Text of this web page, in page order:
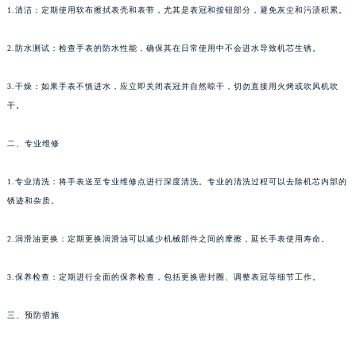
1.清洁：定期使用软布擦拭表壳和表带，尤其是表冠和按钮部分，避免灰尘和污渍积累。
2.防水测试：检查手表的防水性能，确保其在日常使用中不会进水导致机芯生锈。
3.干燥：如果手表不慎进水，应立即关闭表冠并自然晾干，切勿直接用火烤或吹风机吹
干。
二、专业维修
1.专业清洗：将手表送至专业维修点进行深度清洗。专业的清洗过程可以去除机芯内部的
锈迹和杂质。
2.润滑油更换：定期更换润滑油可以减少机械部件之间的摩擦，延长手表使用寿命。
3.保养检查：定期进行全面的保养检查，包括更换密封圈、调整表冠等细节工作。
三、预防措施